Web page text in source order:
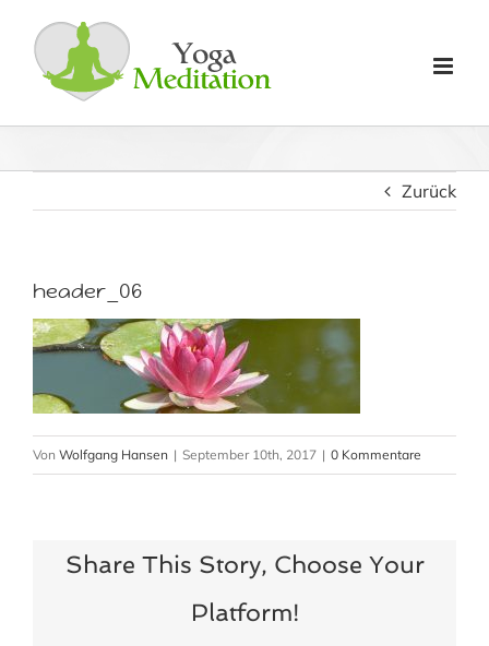
Inhalt
springen
Zurück
header_06
Von Wolfgang Hansen | September 10th, 2017 | 0 Kommentare
Share This Story, Choose Your
Platform!